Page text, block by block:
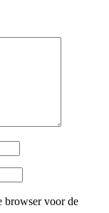
browser voor de